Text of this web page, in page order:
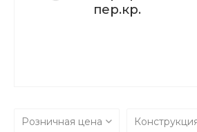
пер.кр.
Розничная цена